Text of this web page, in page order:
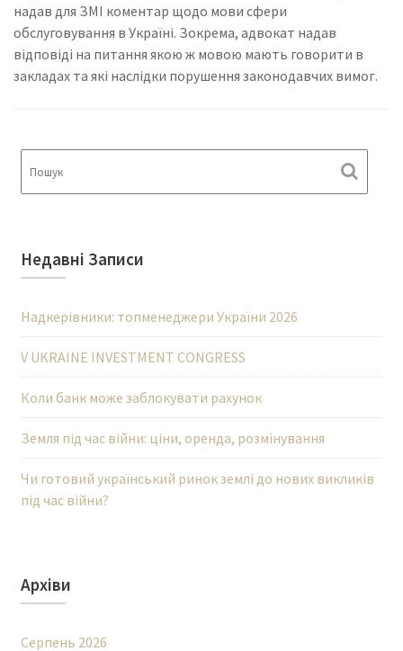
надав для ЗМІ коментар щодо мови сфери
обслуговування в Україні. Зокрема, адвокат надав
відповіді на питання якою ж мовою мають говорити в
закладах та які наслідки порушення законодавчих вимог.
Недавні Записи
Надкерівники: топменеджери України 2026
V UKRAINE INVESTMENT CONGRESS
Коли банк може заблокувати рахунок
Земля під час війни: ціни, оренда, розмінування
Чи готовий український ринок землі до нових викликів
під час війни?
Архіви
Серпень 2026